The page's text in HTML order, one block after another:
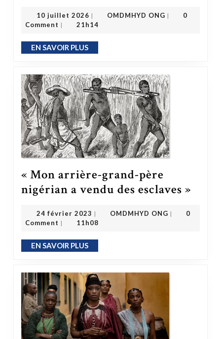
10 juillet 2026 | OMDMHYD ONG |
0
Comment | 21h14
EN SAVOIR PLUSEN SAVOIR PLUS
« Mon arrière-grand-père
nigérian a vendu des esclaves »
24 février 2023 | OMDMHYD ONG |
0
Comment | 11h08
EN SAVOIR PLUSEN SAVOIR PLUS